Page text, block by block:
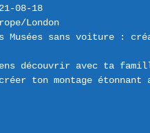
08-18
London
Musées sans voiture :
découvrir avec ta
ton montage étonnant